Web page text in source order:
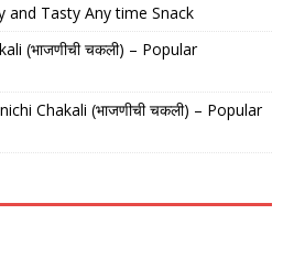
and Tasty Any time Snack
(भाजणीची चकली) – Popular
Chakali (भाजणीची चकली) – Popular